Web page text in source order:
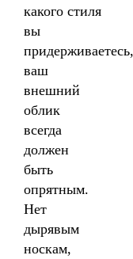
какого стиля
вы
придерживаетесь,
ваш
внешний
облик
всегда
должен
быть
опрятным.
Нет
дырявым
носкам,